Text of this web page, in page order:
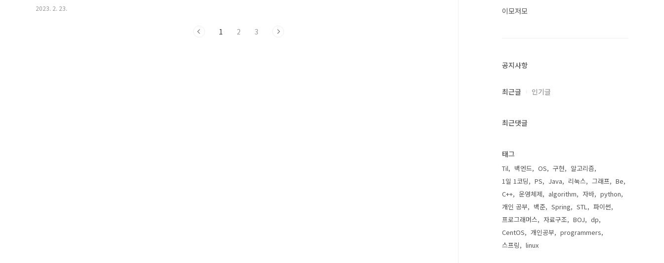
2023. 2. 23.
1 2 3
이모저모
공지사항
최근글 인기글
최근댓글
태그
Til 백엔드 OS 구현
알고리즘
1일 1코딩
PS Java 리눅스 그래프
Be
C++
운영체제 algorithm 자바
python
개인 공부
백준 Spring STL
파이썬
프로그래머스
자료구조 BOJ
dp
CentOS
개인공부
programmers
스프링
linux